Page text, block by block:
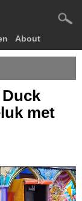
About
met